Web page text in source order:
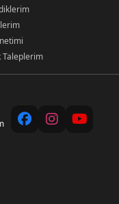
Taleplerim